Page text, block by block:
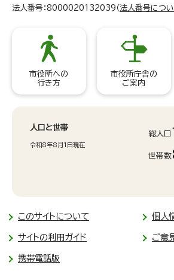
法人番号：8000020132039（ 法人番号につい
市役所への
行き方
市役所庁舎の
ご案内
人口と世帯
令和8年8月1日現在
総人口
世帯数
このサイトについて 個人
サイトの利用ガイド ご意
携帯電話版